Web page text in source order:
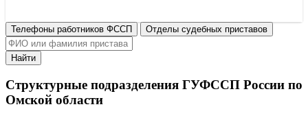
Телефоны работников ФССП Отделы судебных приставов
Найти
Структурные подразделения ГУФССП России по
Омской области